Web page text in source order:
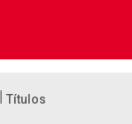
Títulos